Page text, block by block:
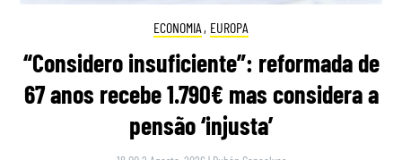
ECONOMIA , EUROPA
“Considero insuficiente”: reformada de
67 anos recebe 1.790€ mas considera a
pensão ‘injusta’